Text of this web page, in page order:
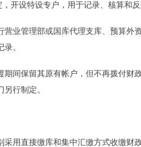
设特设专户，用于记录、核算和反
管理部或国库代理支库、预算外
。
保留其原有帐户，但不再拨付财
行制定。
直接缴库和集中汇缴方式收缴财